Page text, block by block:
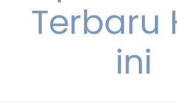
Terbaru
ini